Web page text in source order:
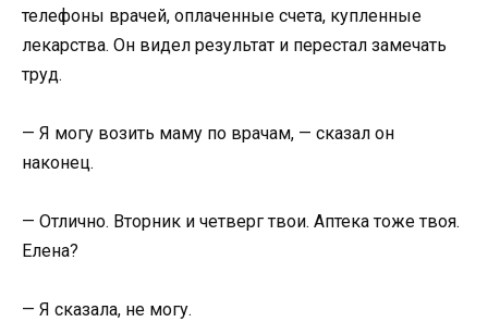
телефоны врачей, оплаченные счета, купленные
лекарства. Он видел результат и перестал замечать
труд.
— Я могу возить маму по врачам, — сказал он
наконец.
— Отлично. Вторник и четверг твои. Аптека тоже твоя.
Елена?
— Я сказала, не могу.